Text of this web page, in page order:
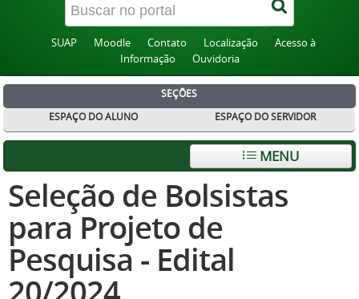
SUAP Moodle Contato Localização
Acesso à
Informação
Ouvidoria
SEÇÕES
ESPAÇO DO ALUNO
ESPAÇO DO SERVIDOR
MENU
Seleção de Bolsistas
para Projeto de
Pesquisa - Edital